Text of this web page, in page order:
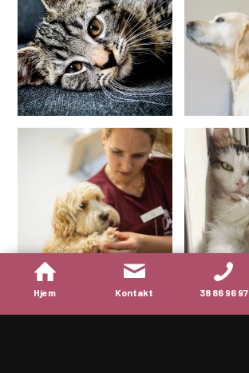
Hjem Kontakt 38 86 96 97